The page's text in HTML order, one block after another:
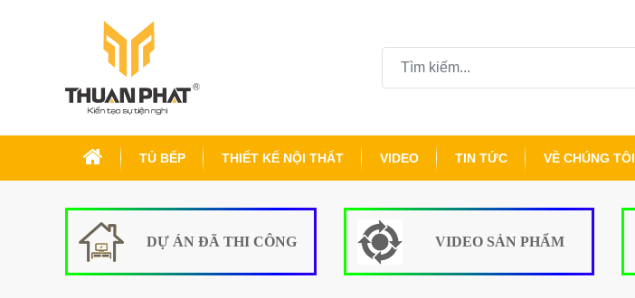
TỦ BẾP THIẾT KẾ NỘI THẤT VIDEO TIN TỨC VỀ CHÚNG TÔI
DỰ ÁN ĐÃ THI CÔNG VIDEO SẢN PHẨM